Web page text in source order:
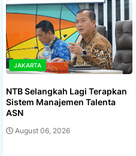
JAKARTA
NTB Selangkah Lagi Terapkan
Sistem Manajemen Talenta
ASN
August 06, 2026